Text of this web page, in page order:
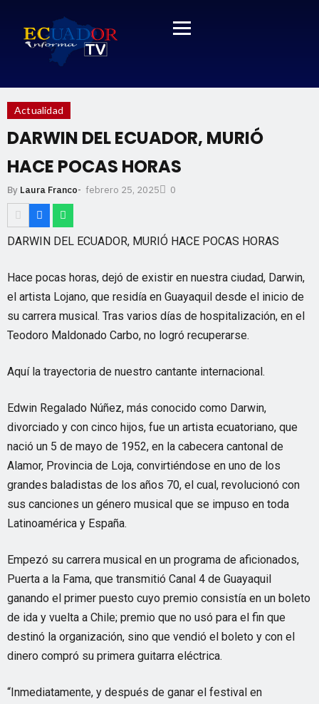
Actualidad
DARWIN DEL ECUADOR, MURIÓ
HACE POCAS HORAS
By Laura Franco- febrero 25, 2025 0
DARWIN DEL ECUADOR, MURIÓ HACE POCAS HORAS
Hace pocas horas, dejó de existir en nuestra ciudad, Darwin,
el artista Lojano, que residía en Guayaquil desde el inicio de
su carrera musical. Tras varios días de hospitalización, en el
Teodoro Maldonado Carbo, no logró recuperarse.
Aquí la trayectoria de nuestro cantante internacional.
Edwin Regalado Núñez, más conocido como Darwin,
divorciado y con cinco hijos, fue un artista ecuatoriano, que
nació un 5 de mayo de 1952, en la cabecera cantonal de
Alamor, Provincia de Loja, convirtiéndose en uno de los
grandes baladistas de los años 70, el cual, revolucionó con
sus canciones un género musical que se impuso en toda
Latinoamérica y España.
Empezó su carrera musical en un programa de aficionados,
Puerta a la Fama, que transmitió Canal 4 de Guayaquil
ganando el primer puesto cuyo premio consistía en un boleto
de ida y vuelta a Chile; premio que no usó para el fin que
destinó la organización, sino que vendió el boleto y con el
dinero compró su primera guitarra eléctrica.
“Inmediatamente, y después de ganar el festival en